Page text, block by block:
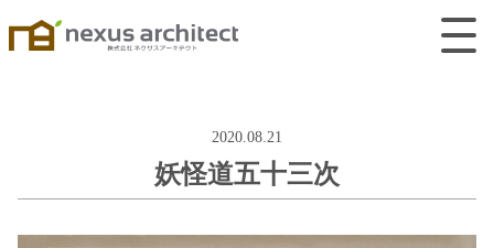
2020.08.21
妖怪道五十三次